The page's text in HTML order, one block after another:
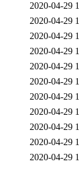
2020-04-29
2020-04-29
2020-04-29
2020-04-29
2020-04-29
2020-04-29
2020-04-29
2020-04-29
2020-04-29
2020-04-29
2020-04-29